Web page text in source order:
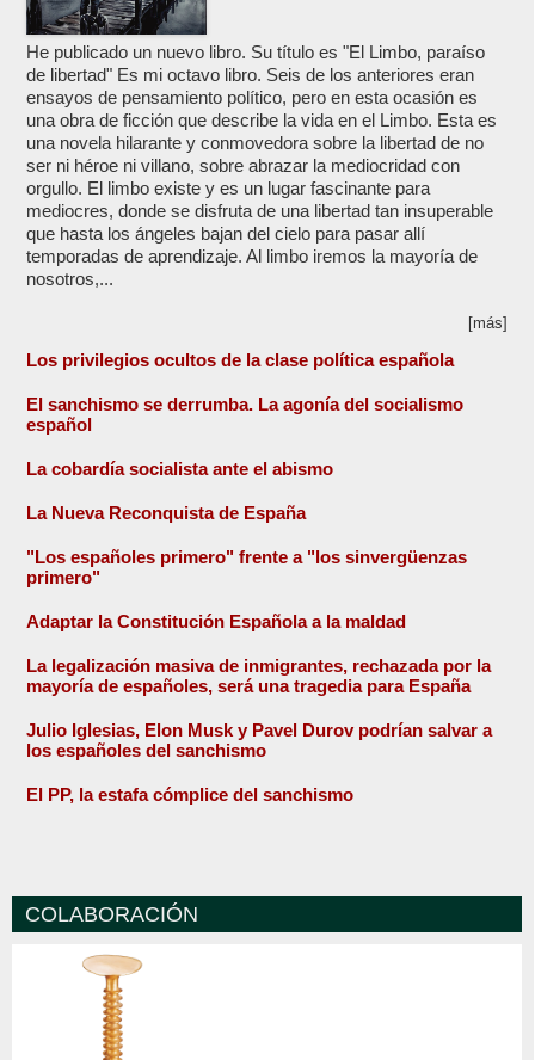
He publicado un nuevo libro. Su título es "El Limbo, paraíso
de libertad" Es mi octavo libro. Seis de los anteriores eran
ensayos de pensamiento político, pero en esta ocasión es
una obra de ficción que describe la vida en el Limbo. Esta es
una novela hilarante y conmovedora sobre la libertad de no
ser ni héroe ni villano, sobre abrazar la mediocridad con
orgullo. El limbo existe y es un lugar fascinante para
mediocres, donde se disfruta de una libertad tan insuperable
que hasta los ángeles bajan del cielo para pasar allí
temporadas de aprendizaje. Al limbo iremos la mayoría de
nosotros,...
[más]
Los privilegios ocultos de la clase política española
El sanchismo se derrumba. La agonía del socialismo
español
La cobardía socialista ante el abismo
La Nueva Reconquista de España
"Los españoles primero" frente a "los sinvergüenzas
primero"
Adaptar la Constitución Española a la maldad
La legalización masiva de inmigrantes, rechazada por la
mayoría de españoles, será una tragedia para España
Julio Iglesias, Elon Musk y Pavel Durov podrían salvar a
los españoles del sanchismo
El PP, la estafa cómplice del sanchismo
COLABORACIÓN